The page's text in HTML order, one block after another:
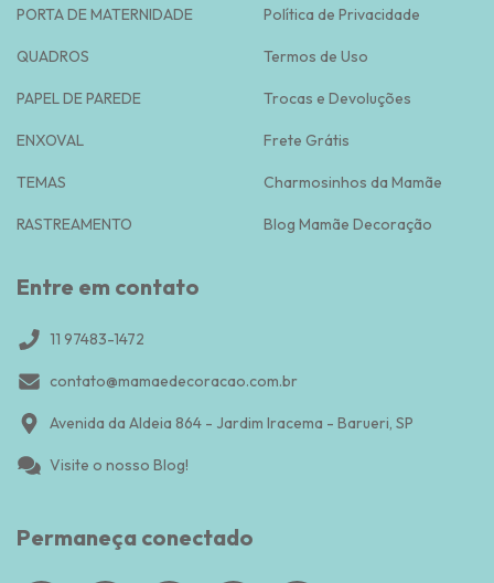
PORTA DE MATERNIDADE
QUADROS
PAPEL DE PAREDE
ENXOVAL
TEMAS
RASTREAMENTO
Política de Privacidade
Termos de Uso
Trocas e Devoluções
Frete Grátis
Charmosinhos da Mamãe
Blog Mamãe Decoração
Entre em contato
11 97483-1472
contato@mamaedecoracao.com.br
Avenida da Aldeia 864 - Jardim Iracema - Barueri, SP
Visite o nosso Blog!
Permaneça conectado